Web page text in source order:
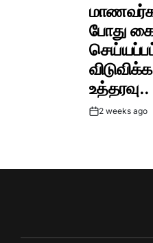
போது
உத்தரவு..
Post2 weeks ago